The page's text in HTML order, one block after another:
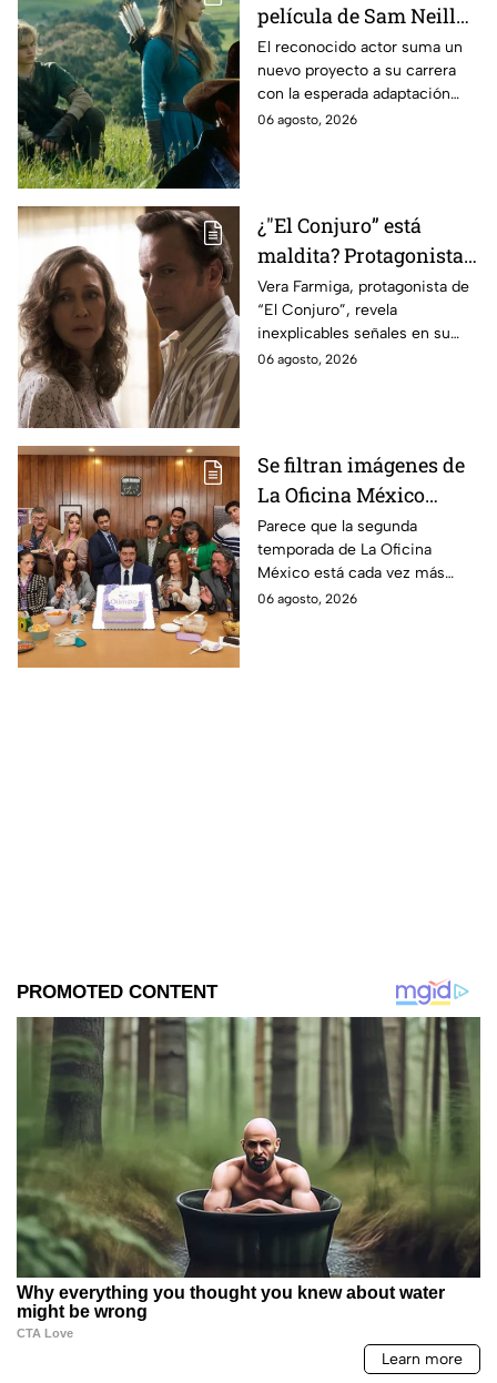
película de Sam Neill
antes de morir: esto es
lo que se sabe hasta
ahora
El reconocido actor suma un
nuevo proyecto a su carrera
con la esperada adaptación
cinematográfica del popular
06 agosto, 2026
¿"El Conjuro” está
maldita? Protagonista
revela INQUIETANTES
señales en su cuerpo
durante la grabación de
la película
Vera Farmiga, protagonista de
“El Conjuro”, revela
inexplicables señales en su
cuerpo durante el rodaje de la
06 agosto, 2026
Se filtran imágenes de
La Oficina México
temporada 2 y un
detalle desata teorías
entre los fans
Parece que la segunda
temporada de La Oficina
México está cada vez más
cerca, pues el elenco ya se
06 agosto, 2026